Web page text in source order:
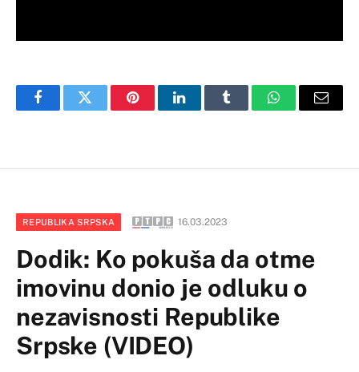
FacebookTwitter PinterestLinkedInTumblr WhatsAppEmail
REPUBLIKA SRPSKA 16.03.2023
Dodik: Ko pokuša da otme
imovinu donio je odluku o
nezavisnosti Republike
Srpske (VIDEO)